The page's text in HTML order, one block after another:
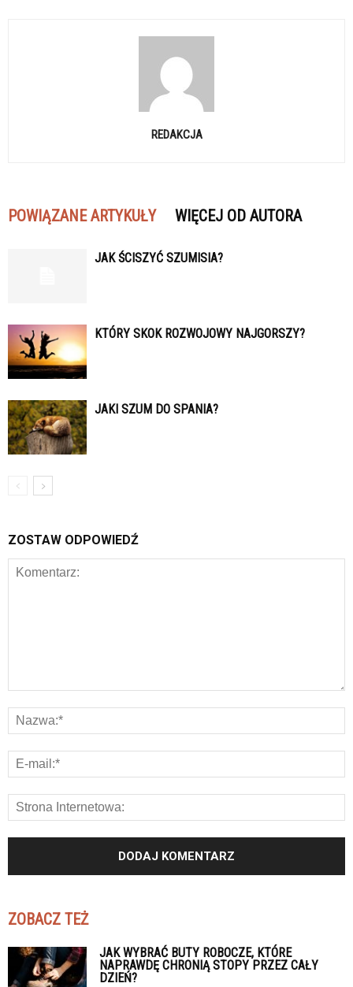
REDAKCJA
POWIĄZANE ARTYKUŁY WIĘCEJ OD AUTORA
JAK ŚCISZYĆ SZUMISIA?
KTÓRY SKOK ROZWOJOWY NAJGORSZY?
JAKI SZUM DO SPANIA?
ZOSTAW ODPOWIEDŹ
ZOBACZ TEŻ
JAK WYBRAĆ BUTY ROBOCZE, KTÓRE
NAPRAWDĘ CHRONIĄ STOPY PRZEZ CAŁY
DZIEŃ?